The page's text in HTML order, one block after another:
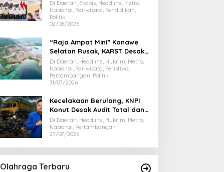
Majukan Ekonomi Sultra
Di Daerah, Ekobis, Headline, Metro,
Nasional, Pariwisata, Pendidikan,
Politik
02/08/2026
“Raja Ampat Mini” Konawe
Selatan Rusak, KARST Desak
Gubernur Evaluasi Total
Dispar Sultra
Di Daerah, Headline, Hukrim, Metro,
Nasional, Pariwisata, Peristiwa,
Pertambangan, Politik
31/07/2026
Kecelakaan Berulang, KNPI
Konut Desak Audit Total dan
Hentikan Hauling PT SPL
Di Daerah, Headline, Hukrim, Metro,
Nasional, Pertambangan
27/07/2026
Olahraga Terbaru